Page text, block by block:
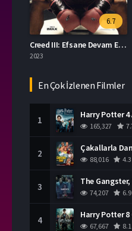
6.7
Creed III: Efsane Devam Ediyor izle
2023
En Çok İzlenen Filmler
1 Harry Potter 4
165,327
2 Çakallarla
88,016 4.3
3
74,207 6.9
4
67,667 8.1